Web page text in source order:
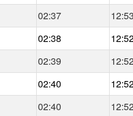
02:37 12:53
02:38
02:39 12:52
02:40
02:40 12:52